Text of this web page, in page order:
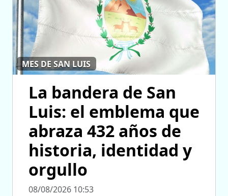
MES DE SAN LUIS
La bandera de San
Luis: el emblema que
abraza 432 años de
historia, identidad y
orgullo
08/08/2026 10:53